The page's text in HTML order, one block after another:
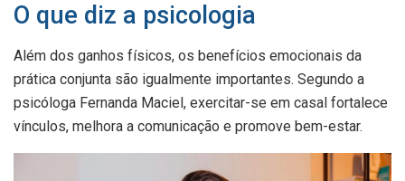
O que diz a psicologia
Além dos ganhos físicos, os benefícios emocionais da
prática conjunta são igualmente importantes. Segundo a
psicóloga Fernanda Maciel, exercitar-se em casal fortalece
vínculos, melhora a comunicação e promove bem-estar.